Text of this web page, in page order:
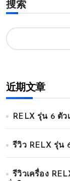
搜索
近期文章
RELX รุ่น 6 ตั
รีวิว RELX รุ่น
รีวิวเครื่อง